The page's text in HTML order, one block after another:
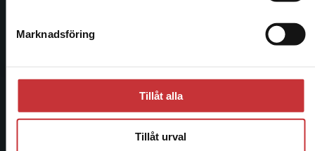
Marknadsföring
Tillåt alla
Tillåt urval
Studentlitteratur
ledande utbildningsförlag. Med läromedel, kurslitteratur,
facklitteratur, utbildningar och digitala
informationstjänster i utbudet, finns Studentlitteratur med